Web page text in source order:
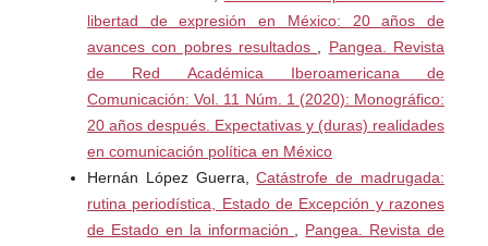
http://revistadigital.ucu.edu.ar/index.php/secytucu/article/v
iew/36/25
Dubet, F. (2006). El declive de la institución, profesiones,
sujetos e individuos en la modernidad. Gedisa.
Etkin, J. y Schvarstein, L. (2011). Identidad de las
organizaciones: invariancia y cambio. Paidós.
libertad de expresión en México: 20 años de
avances con pobres resultados
Pangea. Revista
de Red Académica Iberoamericana de
Comunicación: Vol. 11 Núm. 1 (2020): Monográfico:
20 años después. Expectativas y (duras) realidades
en comunicación política en México
Hernán López Guerra,Catástrofe de madrugada:
rutina periodística, Estado de Excepción y razones
de Estado en la información
Pangea. Revista de